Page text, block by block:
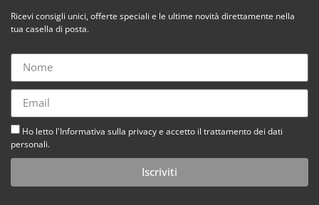
Ricevi consigli unici, offerte speciali e le ultime novità direttamente nella
tua casella di posta.
Ho letto l'Informativa sulla privacy e accetto il trattamento dei dati
personali.
Iscriviti